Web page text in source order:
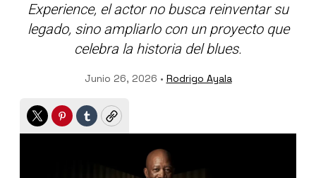
Experience, el actor no busca reinventar su
legado, sino ampliarlo con un proyecto que
celebra la historia del blues.
Junio 26, 2026 • Rodrigo Ayala
TwitterPinterest
TumblrCopy